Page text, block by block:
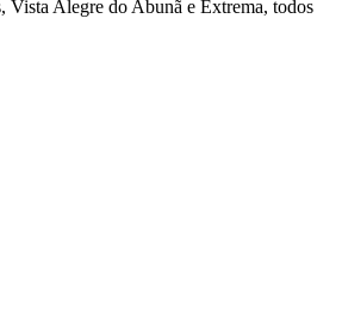
Vista Alegre do Abunã e Extrema, todos